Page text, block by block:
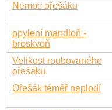
Nemoc ořešáku
opylení mandloň -
broskvoň
Velikost roubovaného
ořešáku
Ořešák téměř neplodí